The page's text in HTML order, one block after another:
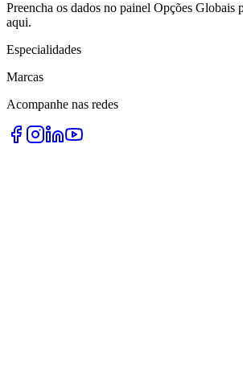
Preencha os dados no painel Opções Globais
aqui.
Especialidades
Marcas
Acompanhe nas redes